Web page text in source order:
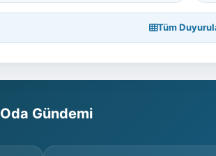
Tüm
Oda Gündemi